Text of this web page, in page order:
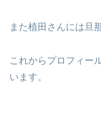
また植田さんには旦
これからプロフィー
います。